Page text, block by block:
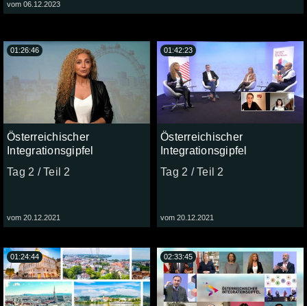
vom 06.12.2023
Österreichischer
Integrationsgipfel
Tag 2 / Teil 2
vom 20.12.2021
01:26:46
Österreichischer
Integrationsgipfel
Tag 2 / Teil 2
vom 20.12.2021
01:42:23
01:24:44 02:33:45